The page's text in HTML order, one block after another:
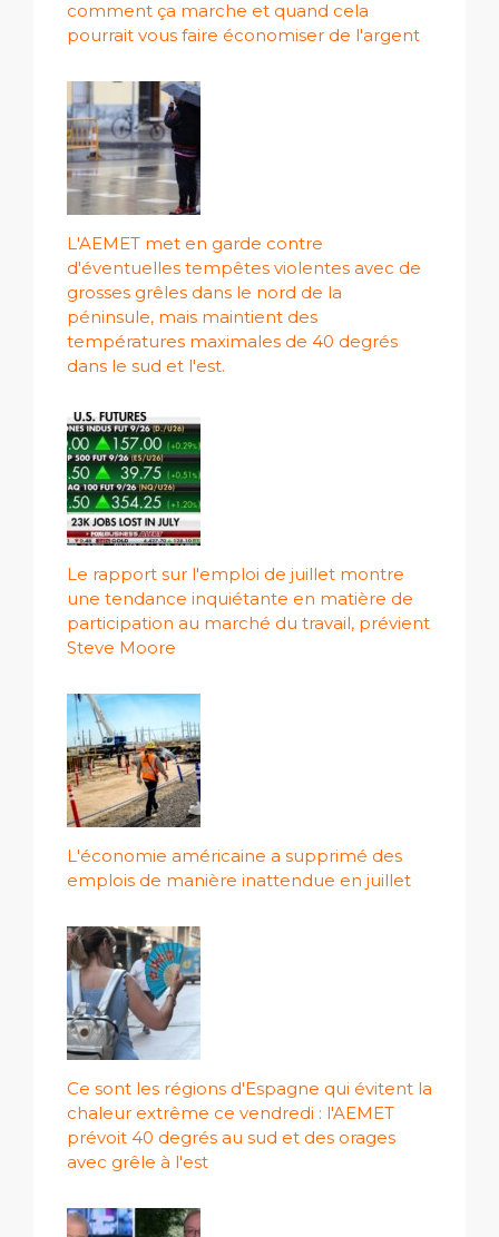
comment ça marche et quand cela
pourrait vous faire économiser de l'argent
L'AEMET met en garde contre
d'éventuelles tempêtes violentes avec de
grosses grêles dans le nord de la
péninsule, mais maintient des
températures maximales de 40 degrés
dans le sud et l'est.
Le rapport sur l'emploi de juillet montre
une tendance inquiétante en matière de
participation au marché du travail, prévient
Steve Moore
L'économie américaine a supprimé des
emplois de manière inattendue en juillet
Ce sont les régions d'Espagne qui évitent la
chaleur extrême ce vendredi : l'AEMET
prévoit 40 degrés au sud et des orages
avec grêle à l'est